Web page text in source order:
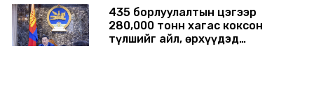
435 борлуулалтын цэгээр
280,000 тонн хагас коксон
түлшийг айл, өрхүүдэд